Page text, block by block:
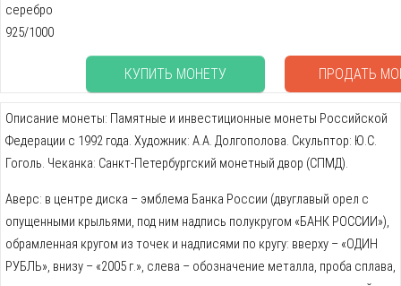
серебро
925/1000
КУПИТЬ МОНЕТУ ПРОДАТЬ
Описание монеты: Памятные и инвестиционные монеты Российской
Федерации с 1992 года. Художник: А.А. Долгополова. Скульптор: Ю.С.
Гоголь. Чеканка: Санкт-Петербургский монетный двор (СПМД).
Аверс: в центре диска – эмблема Банка России (двуглавый орел с
опущенными крыльями, под ним надпись полукругом «БАНК РОССИИ»),
обрамленная кругом из точек и надписями по кругу: вверху – «ОДИН
РУБЛЬ», внизу – «2005 г.», слева – обозначение металла, проба сплава,